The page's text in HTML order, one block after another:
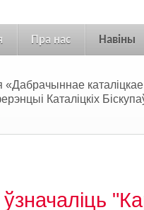
Пра нас Навіны
«Дабрачыннае
Каталіцкіх